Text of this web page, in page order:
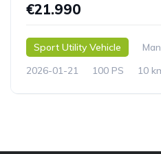
€21.990
Sport Utility Vehicle
2026-01-21
100 PS 10